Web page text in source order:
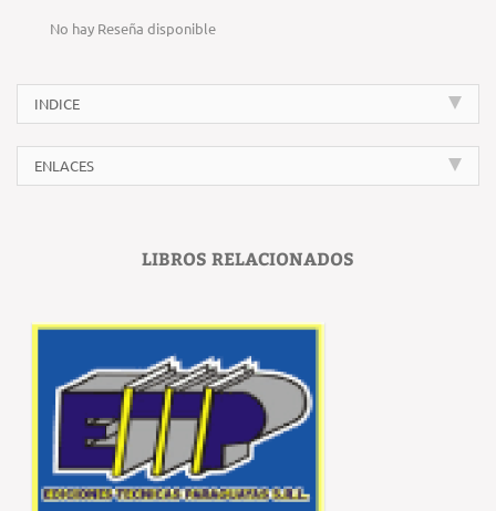
No hay Reseña disponible
INDICE
ENLACES
LIBROS RELACIONADOS